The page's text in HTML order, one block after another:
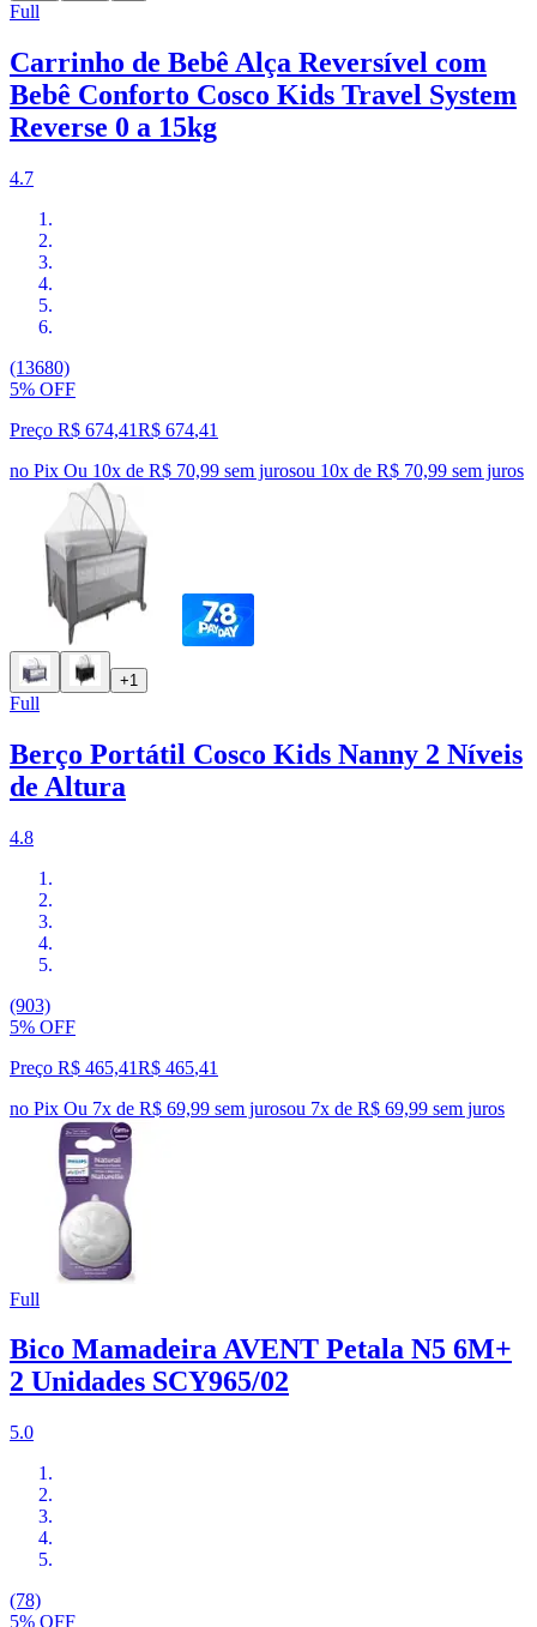
Full
Carrinho de Bebê Alça Reversível com
Bebê Conforto Cosco Kids Travel System
Reverse 0 a 15kg
4.7
(13680)
5% OFF
Preço R$ 674,41R$ 674,41
no Pix Ou 10x de R$ 70,99 sem jurosou 10x de R$ 70,99 sem juros
+1
Full
Berço Portátil Cosco Kids Nanny 2 Níveis
de Altura
4.8
(903)
5% OFF
Preço R$ 465,41R$ 465,41
no Pix Ou 7x de R$ 69,99 sem jurosou 7x de R$ 69,99 sem juros
Full
Bico Mamadeira AVENT Petala N5 6M+
2 Unidades SCY965/02
5.0
(78)
5% OFF